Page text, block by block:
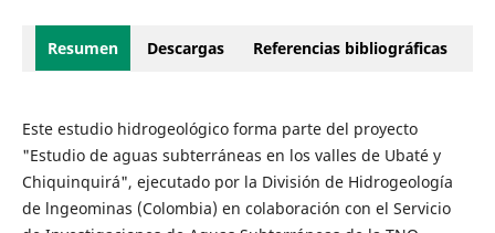
Resumen Descargas Referencias bibliográficas
Este estudio hidrogeológico forma parte del proyecto
"Estudio de aguas subterráneas en los valles de Ubaté y
Chiquinquirá", ejecutado por la División de Hidrogeología
de lngeominas (Colombia) en colaboración con el Servicio